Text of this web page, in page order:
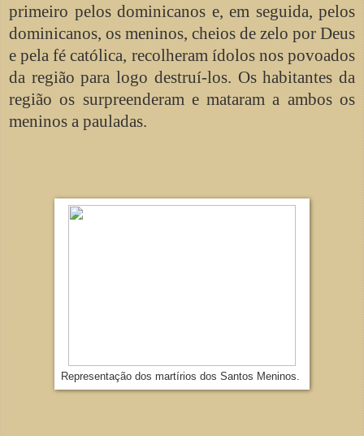
primeiro pelos dominicanos e, em seguida, pelos
dominicanos, os meninos, cheios de zelo por Deus
e pela fé católica, recolheram ídolos nos povoados
da região para logo destruí-los. Os habitantes da
região os surpreenderam e mataram a ambos os
meninos a pauladas.
Representação dos martírios dos Santos Meninos.